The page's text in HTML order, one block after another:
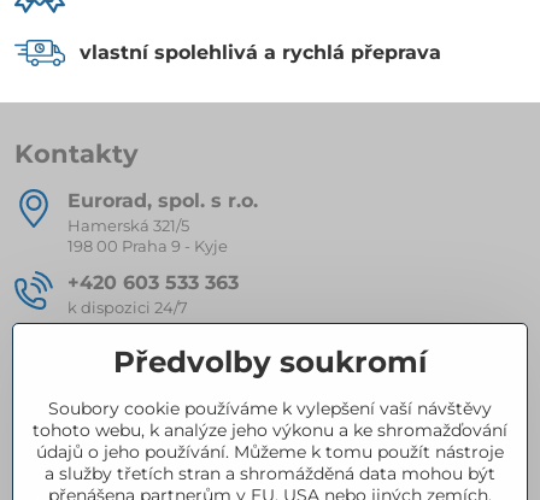
vlastní spolehlivá a rychlá přeprava
Kontakty
Eurorad, spol​. s r​.o​.
Hamerská 321/5
198 00 Praha 9 - Kyje
+420 603 533 363
k dispozici 24/7
eurorad​@seznam​.cz
Kompletní nabídka produktů
Předvolby soukromí
Soubory cookie používáme k vylepšení vaší návštěvy
tohoto webu, k analýze jeho výkonu a ke shromažďování
údajů o jeho používání. Můžeme k tomu použít nástroje
a služby třetích stran a shromážděná data mohou být
přenášena partnerům v EU, USA nebo jiných zemích.